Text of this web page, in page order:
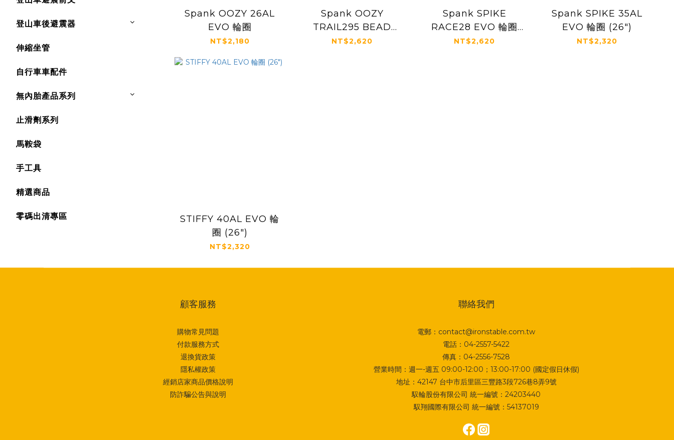
登山車後避震器
伸縮坐管
自行車車配件
無內胎產品系列
止滑劑系列
馬鞍袋
手工具
精選商品
零碼出清專區
Spank OOZY 26AL
EVO 輪圈
NT$2,180
Spank OOZY
TRAIL295 BEAD
BITE 輪圈 (26" &
NT$2,620
Spank SPIKE
RACE28 EVO 輪圈
(26")
NT$2,620
Spank SPIKE 35AL
EVO 輪圈 (26")
NT$2,320
STIFFY 40AL EVO 輪
圈 (26")
NT$2,320
顧客服務
購物常見問題
付款服務方式
退換貨政策
隱私權政策
經銷店家商品價格說明
防詐騙公告與說明
聯絡我們
電郵：contact@ironstable.com.tw
電話：04-2557-5422
傳真：04-2556-7528
營業時間：週一-週五 09:00-12:00；13:00-17:00 (國定假日休假)
地址： 42147 台中市后里區三豐路3段726巷8弄9號
馭輪股份有限公司 統一編號：24203440
馭翔國際有限公司 統一編號：54137019